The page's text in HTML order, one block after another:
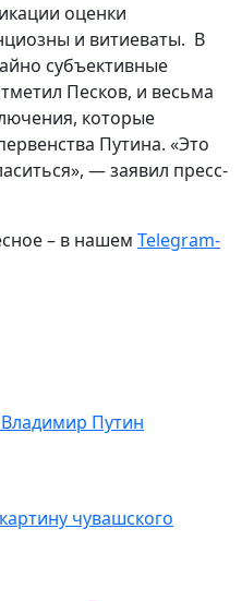
оценки
и витиеваты. В
субъективные
Песков, и весьма
которые
Путина. «Это
— заявил пресс-
– в нашем Telegram-
Путин
чувашского